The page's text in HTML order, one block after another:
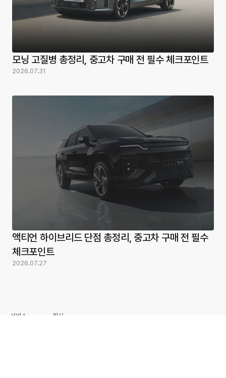
모닝 고질병 총정리, 중고차 구매 전 필수 체크포인트
2026.07.31
액티언 하이브리드 단점 총정리, 중고차 구매 전 필수
체크포인트
2026.07.27
서비스
회사